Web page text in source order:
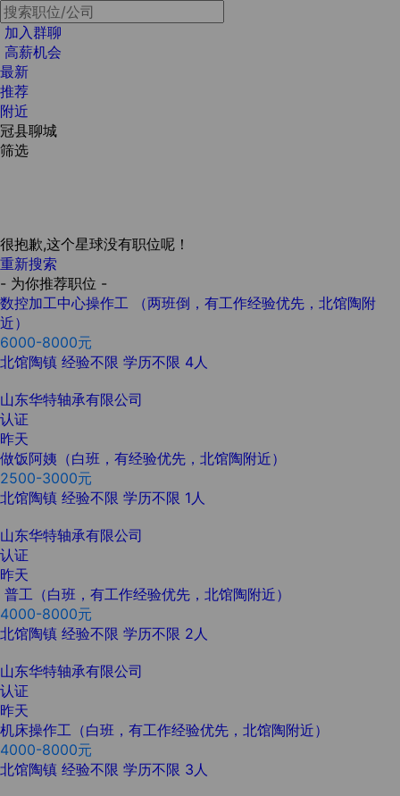
加入群聊
高薪机会
最新
推荐
附近
冠县聊城
筛选
很抱歉,这个星球没有职位呢！
重新搜索
- 为你推荐职位 -
数控加工中心操作工 （两班倒，有工作经验优先，北馆陶附
近）
6000-8000元
北馆陶镇 经验不限 学历不限 4人
山东华特轴承有限公司
认证
昨天
做饭阿姨（白班，有经验优先，北馆陶附近）
2500-3000元
北馆陶镇 经验不限 学历不限 1人
山东华特轴承有限公司
认证
昨天
普工（白班，有工作经验优先，北馆陶附近）
4000-8000元
北馆陶镇 经验不限 学历不限 2人
山东华特轴承有限公司
认证
昨天
机床操作工（白班，有工作经验优先，北馆陶附近）
4000-8000元
北馆陶镇 经验不限 学历不限 3人